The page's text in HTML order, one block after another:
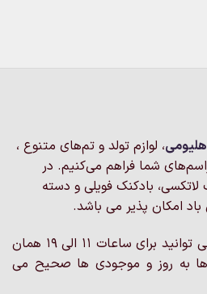
لوازم تولد و تم‌های متنوع ،
فراهم می‌کنیم. در
بادکنک فویلی و دسته
پذیر می باشد.
اگر داخل تهران هستین ، می توانید برای ساعات 11 الی 19 همان
و موجودی ها صحیح می